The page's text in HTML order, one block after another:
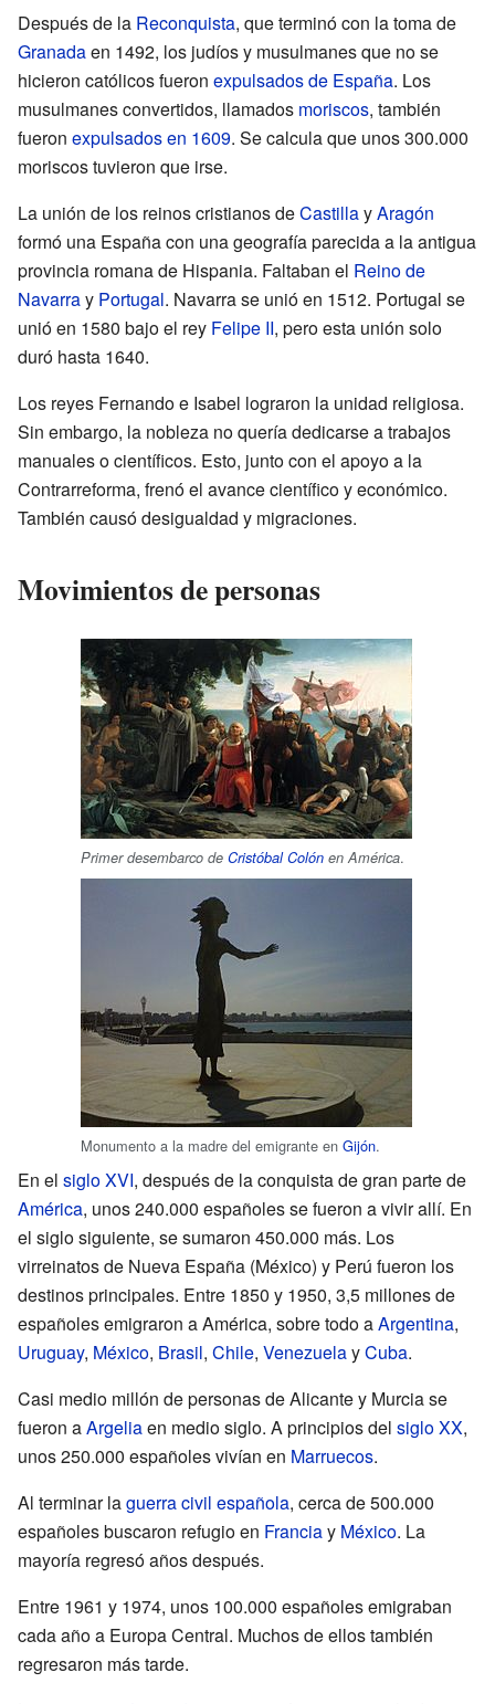
Después de la Reconquista, que terminó con la toma de
Granadaen 1492, los judíos y musulmanes que no se
hicieron católicos fueron expulsados de España. Los
musulmanes convertidos, llamados moriscos, también
fueron expulsados en 1609. Se calcula que unos 300.000
moriscos tuvieron que irse.
La unión de los reinos cristianos deCastillayAragón
formó una España con una geografía parecida a la antigua
provincia romana de Hispania. Faltaban el Reino de
Navarray Portugal. Navarra se unió en 1512. Portugal se
unió en 1580 bajo el rey Felipe II, pero esta unión solo
duró hasta 1640.
Los reyes Fernando e Isabel lograron la unidad religiosa.
Sin embargo, la nobleza no quería dedicarse a trabajos
manuales o científicos. Esto, junto con el apoyo a la
Contrarreforma, frenó el avance científico y económico.
También causó desigualdad y migraciones.
Movimientos de personas
Primer desembarco de Cristóbal Colón en América.
Monumento a la madre del emigrante en Gijón.
En el siglo XVI, después de la conquista de gran parte de
América, unos 240.000 españoles se fueron a vivir allí. En
el siglo siguiente, se sumaron 450.000 más. Los
virreinatos de Nueva España (México) y Perú fueron los
destinos principales. Entre 1850 y 1950, 3,5 millones de
españoles emigraron a América, sobre todo aArgentina,
Uruguay, México, Brasil, Chile, VenezuelayCuba.
Casi medio millón de personas de Alicante y Murcia se
fueron aArgeliaen medio siglo. A principios del siglo XX,
unos 250.000 españoles vivían en Marruecos.
Al terminar laguerra civil española, cerca de 500.000
españoles buscaron refugio en Franciay México. La
mayoría regresó años después.
Entre 1961 y 1974, unos 100.000 españoles emigraban
cada año a Europa Central. Muchos de ellos también
regresaron más tarde.